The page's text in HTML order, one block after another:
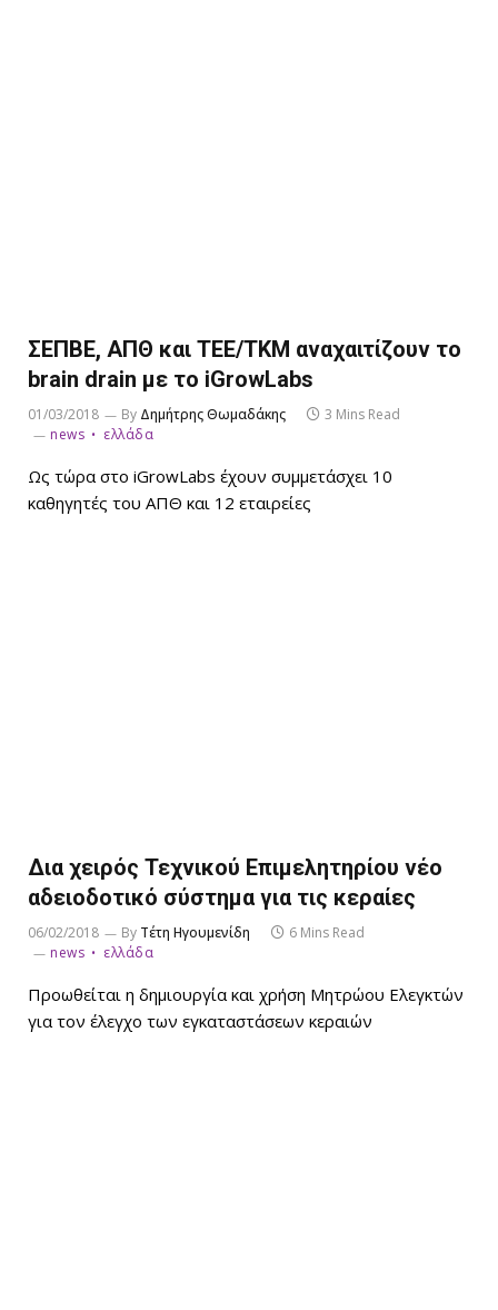
ΣΕΠΒΕ, ΑΠΘ και ΤΕΕ/ΤΚΜ αναχαιτίζουν το
brain drain με το iGrowLabs
01/03/2018 By Δημήτρης Θωμαδάκης
3 Mins Read
news
ελλάδα
Ως τώρα στο iGrowLabs έχουν συμμετάσχει 10
καθηγητές του ΑΠΘ και 12 εταιρείες
Δια χειρός Τεχνικού Επιμελητηρίου νέο
αδειοδοτικό σύστημα για τις κεραίες
06/02/2018 By Τέτη Ηγουμενίδη
6 Mins Read
news
ελλάδα
Προωθείται η δημιουργία και χρήση Μητρώου Ελεγκτών
για τον έλεγχο των εγκαταστάσεων κεραιών